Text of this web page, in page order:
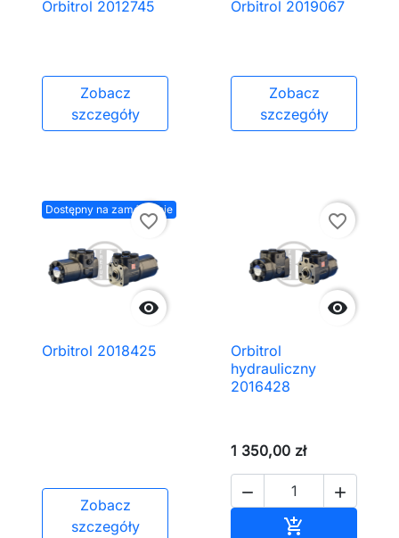
Orbitrol 2012745
Zobacz
szczegóły
Orbitrol 2019067
Zobacz
szczegóły
Dostępny na zamówienie

favorite_border
Orbitrol 2018425
Zobacz
szczegóły

favorite_border
Orbitrol
hydrauliczny
2016428
1 350,00 zł
 
